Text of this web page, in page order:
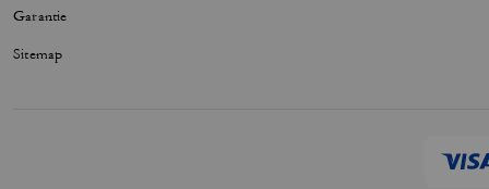
Garantie
Sitemap